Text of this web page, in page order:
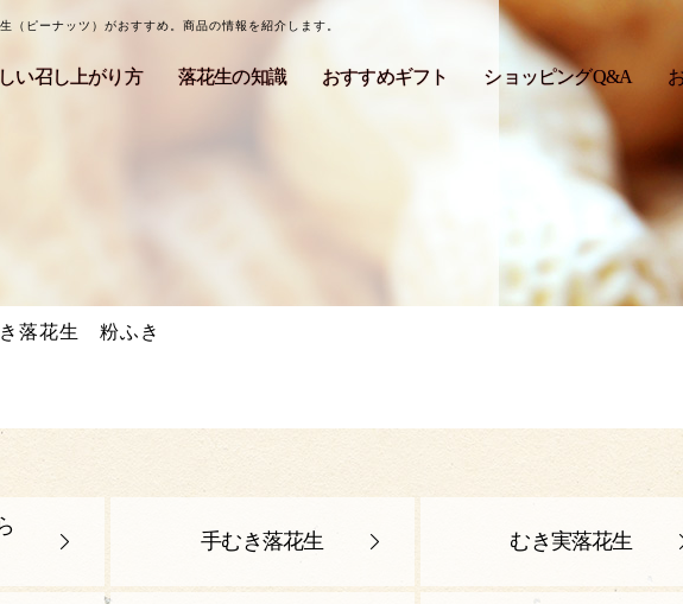
（ピーナッツ）がおすすめ。商品の情報を紹介します。
い召し上がり方 落花生の知識 おすすめギフト ショッピングQ&A
落花生 粉ふき
手むき落花生 むき実落花生